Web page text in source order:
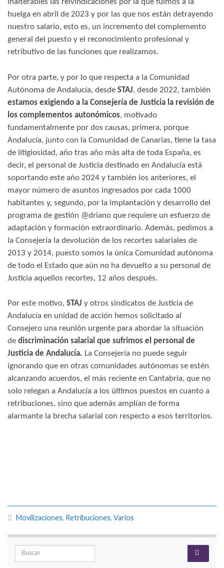
inalterables las reivindicaciones por la que fuimos a la
huelga en abril de 2023 y por las que nos están detrayendo
nuestro salario, esto es, un incremento del complemento
general del puesto y el reconocimiento profesional y
retributivo de las funciones que realizamos.
Por otra parte, y por lo que respecta a la Comunidad
Autónoma de Andalucía, desde STAJ, desde 2022, también
estamos exigiendo a la Consejería de Justicia la revisión de
los complementos autonómicos, motivado
fundamentalmente por dos causas, primera, porque
Andalucía, junto con la Comunidad de Canarias, tiene la tasa
de litigiosidad, año tras año más alta de toda España, es
decir, el personal de Justicia destinado en Andalucía está
soportando este año 2024 y también los anteriores, el
mayor número de asuntos ingresados por cada 1000
habitantes y, segundo, por la implantación y desarrollo del
programa de gestión @driano que requiere un esfuerzo de
adaptación y formación extraordinario. Además, pedimos a
la Consejería la devolución de los recortes salariales de
2013 y 2014, puesto somos la única Comunidad autónoma
de todo el Estado que aún no ha devuelto a su personal de
Justicia aquellos recortes, 12 años después.
Por este motivo, STAJ y otros sindicatos de Justicia de
Andalucía en unidad de acción hemos solicitado al
Consejero una reunión urgente para abordar la situación
de discriminación salarial que sufrimos el personal de
Justicia de Andalucía. La Consejería no puede seguir
ignorando que en otras comunidades autónomas se estén
alcanzando acuerdos, el más reciente en Cantabria, que no
solo relegan a Andalucía a los últimos puestos en cuanto a
retribuciones, sino que además amplían de forma
alarmante la brecha salarial con respecto a esos territorios.
Movilizaciones, Retribuciones, Varios
Search for: